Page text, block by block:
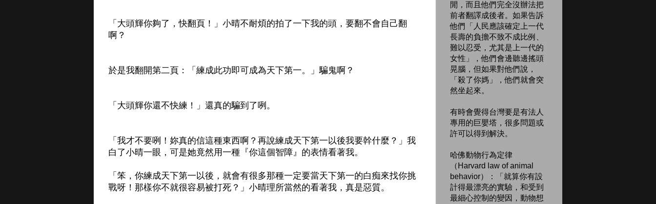
「大頭輝你夠了，快翻頁！」小晴不耐煩的拍了一下我的頭，要翻不會自己翻
啊？
於是我翻開第二頁：「練成此功即可成為天下第一。」騙鬼啊？
「大頭輝你還不快練！」還真的騙到了咧。
「我才不要咧！妳真的信這種東西啊？再說練成天下第一以後我要幹什麼？」我
白了小晴一眼，可是她竟然用一種『你這個智障』的表情看著我。
「笨，你練成天下第一以後，就會有很多那種一定要當天下第一的白痴來找你挑
戰呀！那樣你不就很容易被打死？」小晴理所當然的看著我，真是惡質。
閒，而且他們完全沒辦法把
前者翻譯成後者。如果告訴
他們「人民應該確定上一代
長壽的負擔不致不成比例、
難以忍受，尤其是上一代的
女性」，他們會邊聽邊搖頭
晃腦，但如果對他們說，
「殺了你媽」，他們就會突
然坐起來。
有時會覺得台灣要是有法人
專用的巨嬰塔，很多問題或
許可以得到解決。
哈佛動物行為定律
（Harvard law of animal
behavior）：「就算你有設
計得最漂亮的實驗，和受到
最細心控制的變因，動物想